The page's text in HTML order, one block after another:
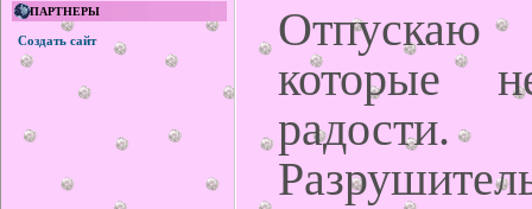
ПАРТНЕРЫ
Создать сайт
которые
радости.